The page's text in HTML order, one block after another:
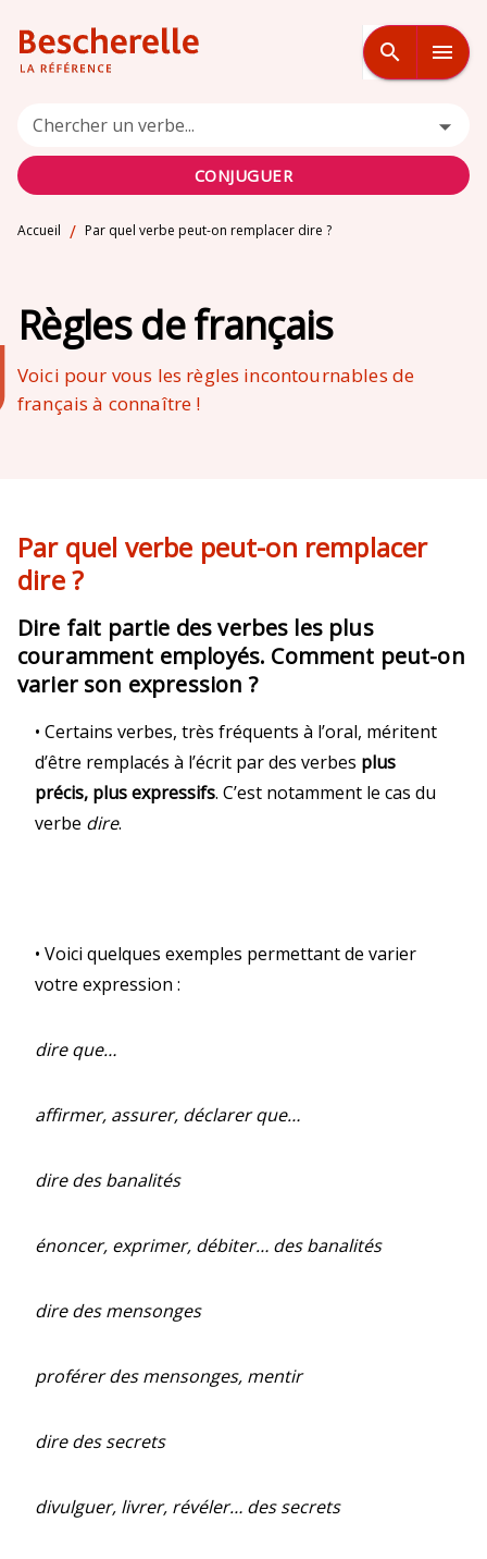
MENU RECHERCHE
PIED DE PAGE
search menu
Chercher un verbe...
CONJUGUER
Accueil / Par quel verbe peut-on remplacer dire ?
Règles de français
Voici pour vous les règles incontournables de
français à connaître !
Par quel verbe peut-on remplacer
dire ?
Dire fait partie des verbes les plus
couramment employés. Comment peut-on
varier son expression ?
• Certains verbes, très fréquents à l’oral, méritent
d’être remplacés à l’écrit par des verbes plus
précis, plus expressifs. C’est notamment le cas du
verbe dire.
• Voici quelques exemples permettant de varier
votre expression :
dire que…
affirmer, assurer, déclarer que…
dire des banalités
énoncer, exprimer, débiter… des banalités
dire des mensonges
proférer des mensonges, mentir
dire des secrets
divulguer, livrer, révéler… des secrets